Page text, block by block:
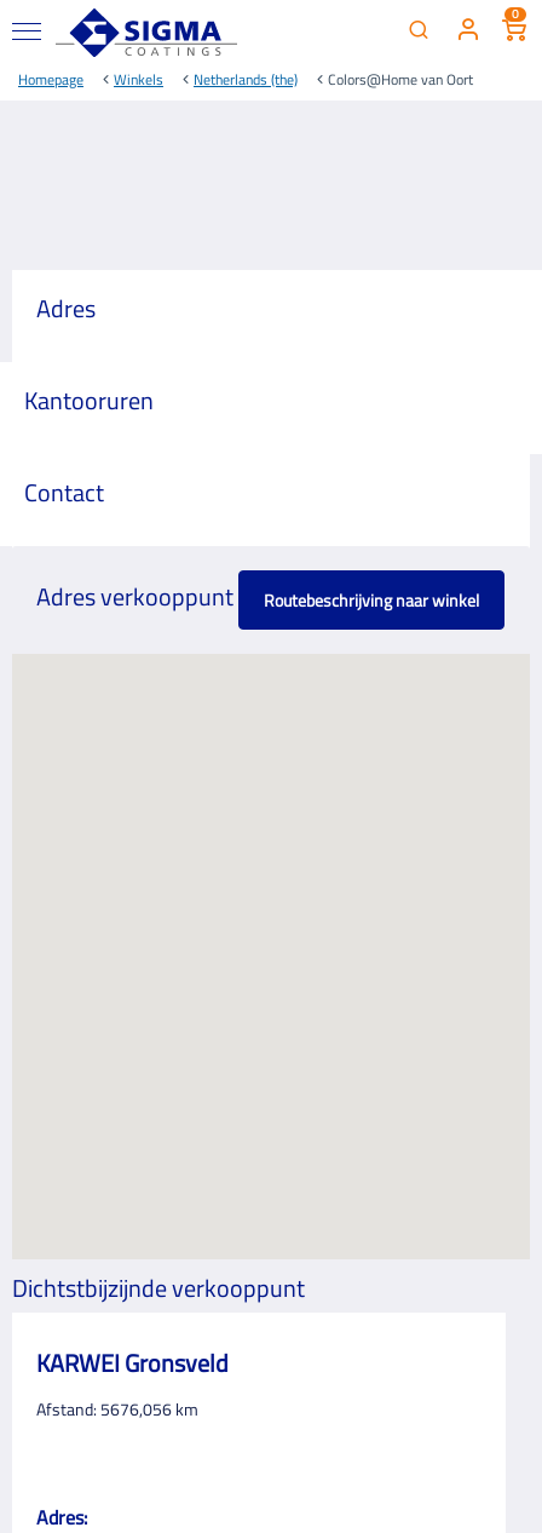
0
Homepage Winkels Netherlands (the) Colors@Home van Oort
Adres
Kantooruren
Contact
Adres verkooppunt Routebeschrijving naar winkel
Dichtstbijzijnde verkooppunt
KARWEI Gronsveld
Afstand: 5676,056km
Adres: